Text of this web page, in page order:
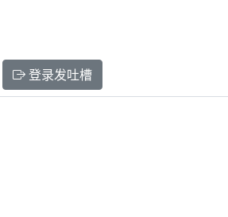
登录发吐槽